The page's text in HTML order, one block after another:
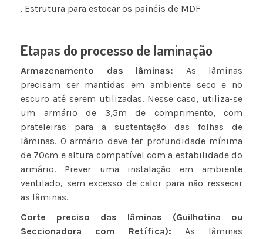
. Estrutura para estocar os painéis de MDF
Etapas do processo de laminação
Armazenamento das lâminas: As lâminas
precisam ser mantidas em ambiente seco e no
escuro até serem utilizadas. Nesse caso, utiliza-se
um armário de 3,5m de comprimento, com
prateleiras para a sustentação das folhas de
lâminas. O armário deve ter profundidade mínima
de 70cm e altura compatível com a estabilidade do
armário. Prever uma instalação em ambiente
ventilado, sem excesso de calor para não ressecar
as lâminas.
Corte preciso das lâminas (Guilhotina ou
Seccionadora com Retífica): As lâminas